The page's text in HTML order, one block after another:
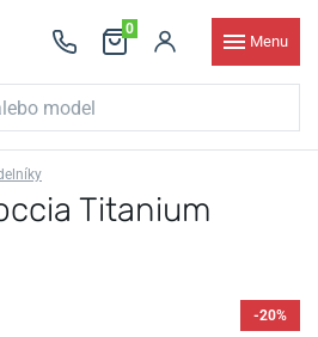
0
Menu
Titanium
-20%